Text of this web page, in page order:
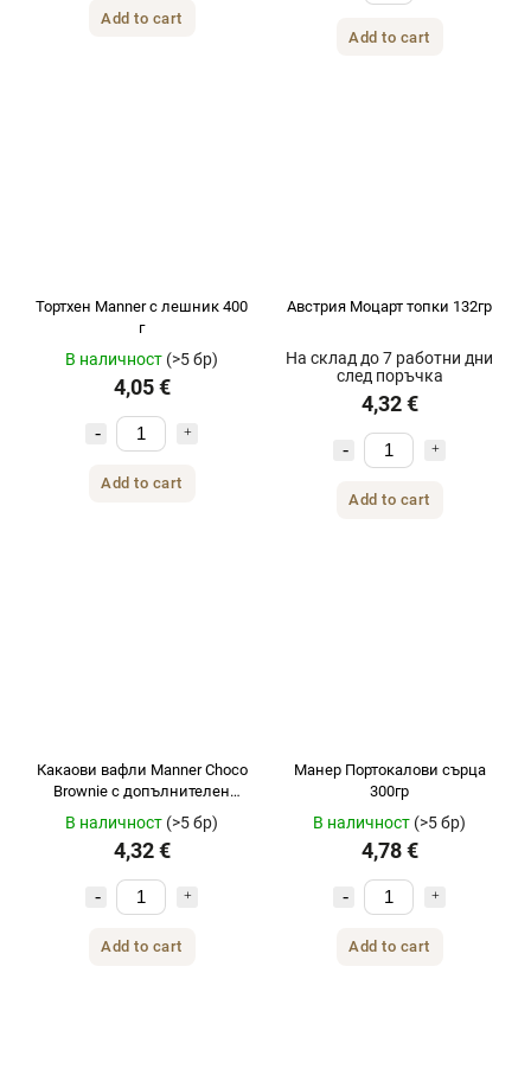
Add to cart
Add to cart
Тортхен Manner с лешник 400
г
В наличност (>5 бр)
4,05 €
Add to cart
Австрия Моцарт топки 132гр
На склад до 7 работни дни
след поръчка
4,32 €
Add to cart
Какаови вафли Manner Choco
Brownie с допълнителен
шоколадов крем 400 г
В наличност (>5 бр)
4,32 €
Add to cart
Манер Портокалови сърца
300гр
В наличност (>5 бр)
4,78 €
Add to cart